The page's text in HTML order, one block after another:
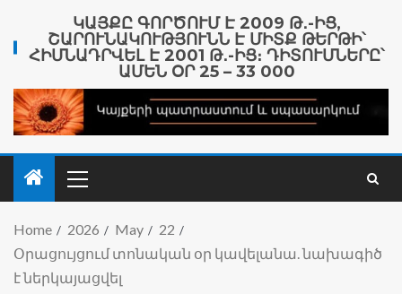
ԿԱՅՔԸ ԳՈՐԾՈՒՄ Է 2009 Թ․-ԻՑ,
ՇԱՐՈՒՆԱԿՈՒԹՅՈՒՆՆ Է ՄԻՏՔ ԹԵՐԹԻ՝
ՀԻՄՆԱԴՐՎԵԼ Է 2001 Թ․-ԻՑ։ ԴԻՏՈՒՄՆԵՐԸ՝
ԱՄԵՆ ՕՐ 25 – 33 000
Home 2026 May
22
Օրացույցում տոնական օր կավելանա. նախագիծ
է ներկայացվել